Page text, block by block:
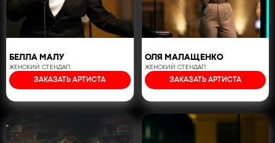
БЕЛЛА МАЛУ
ЖЕНСКИЙ СТЕНДАП
ЗАКАЗАТЬ АРТИСТА
ОЛЯ МАЛАЩЕНКО
ЖЕНСКИЙ СТЕНДАП
ЗАКАЗАТЬ АРТИСТА